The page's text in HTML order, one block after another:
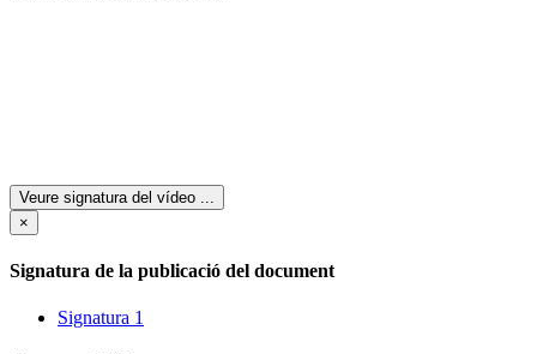
Veure signatura del vídeo
×
Signatura de la publicació del document
Signatura 1